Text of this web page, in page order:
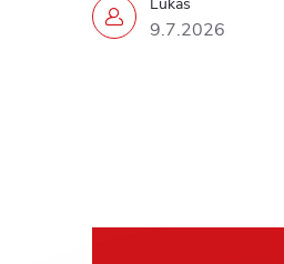
9.7.2026